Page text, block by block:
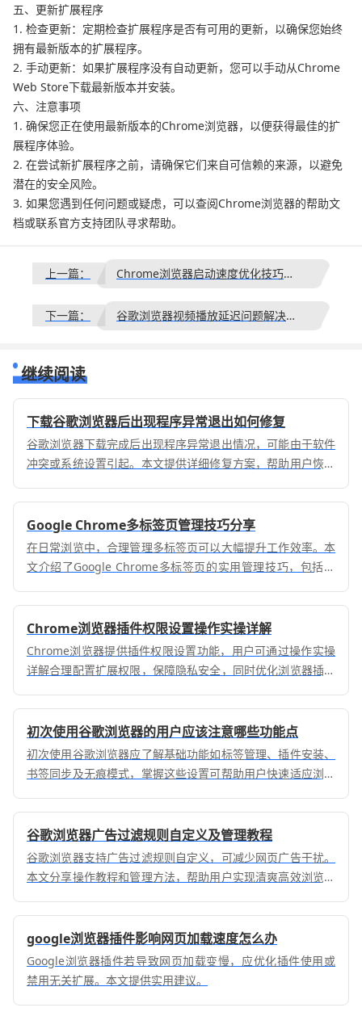
五、更新扩展程序
1. 检查更新：定期检查扩展程序是否有可用的更新，以确保您始终
拥有最新版本的扩展程序。
2. 手动更新：如果扩展程序没有自动更新，您可以手动从Chrome
Web Store下载最新版本并安装。
六、注意事项
1. 确保您正在使用最新版本的Chrome浏览器，以便获得最佳的扩
展程序体验。
2. 在尝试新扩展程序之前，请确保它们来自可信赖的来源，以避免
潜在的安全风险。
3. 如果您遇到任何问题或疑虑，可以查阅Chrome浏览器的帮助文
档或联系官方支持团队寻求帮助。
上一篇： Chrome浏览器启动速度优化技巧解析
下一篇： 谷歌浏览器视频播放延迟问题解决及流畅度优化完整教程
继续阅读
下载谷歌浏览器后出现程序异常退出如何修复
谷歌浏览器下载完成后出现程序异常退出情况，可能由于软件
冲突或系统设置引起。本文提供详细修复方案，帮助用户恢复
Google Chrome多标签页管理技巧分享
在日常浏览中，合理管理多标签页可以大幅提升工作效率。本
文介绍了Google Chrome多标签页的实用管理技巧，包括标
办公效率。
Chrome浏览器插件权限设置操作实操详解
Chrome浏览器提供插件权限设置功能，用户可通过操作实操
详解合理配置扩展权限，保障隐私安全，同时优化浏览器插件
初次使用谷歌浏览器的用户应该注意哪些功能点
初次使用谷歌浏览器应了解基础功能如标签管理、插件安装、
书签同步及无痕模式，掌握这些设置可帮助用户快速适应浏览
谷歌浏览器广告过滤规则自定义及管理教程
谷歌浏览器支持广告过滤规则自定义，可减少网页广告干扰。
本文分享操作教程和管理方法，帮助用户实现清爽高效浏览体
google浏览器插件影响网页加载速度怎么办
Google浏览器插件若导致网页加载变慢，应优化插件使用或
禁用无关扩展。本文提供实用建议。